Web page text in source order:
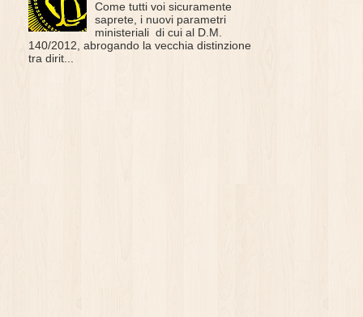
Come tutti voi sicuramente
saprete, i nuovi parametri
ministeriali di cui al D.M.
140/2012, abrogando la vecchia distinzione
tra dirit...